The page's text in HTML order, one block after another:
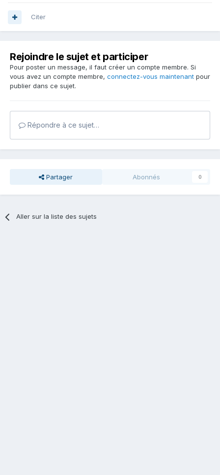
Citer
Rejoindre le sujet et participer
Pour poster un message, il faut créer un compte membre. Si
vous avez un compte membre, connectez-vous maintenant pour
publier dans ce sujet.
Répondre à ce sujet…
Partager Abonnés 0
Aller sur la liste des sujets